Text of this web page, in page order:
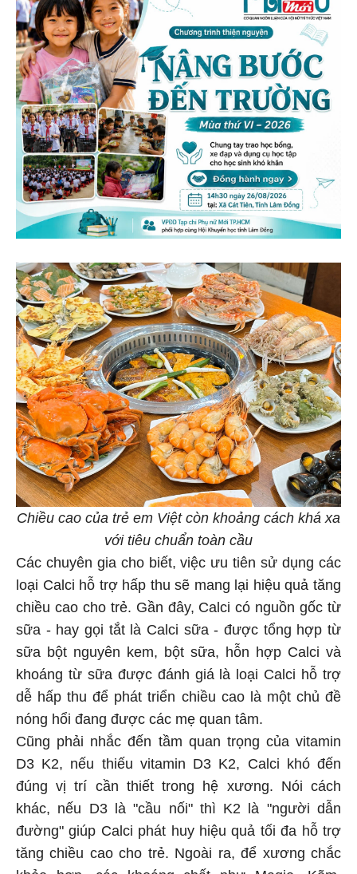
Chiều cao của trẻ em Việt còn khoảng cách khá xa
với tiêu chuẩn toàn cầu
Các chuyên gia cho biết, việc ưu tiên sử dụng các
loại Calci hỗ trợ hấp thu sẽ mang lại hiệu quả tăng
chiều cao cho trẻ. Gần đây, Calci có nguồn gốc từ
sữa - hay gọi tắt là Calci sữa - được tổng hợp từ
sữa bột nguyên kem, bột sữa, hỗn hợp Calci và
khoáng từ sữa được đánh giá là loại Calci hỗ trợ
dễ hấp thu để phát triển chiều cao là một chủ đề
nóng hổi đang được các mẹ quan tâm.
Cũng phải nhắc đến tầm quan trọng của vitamin
D3 K2, nếu thiếu vitamin D3 K2, Calci khó đến
đúng vị trí cần thiết trong hệ xương. Nói cách
khác, nếu D3 là "cầu nối" thì K2 là "người dẫn
đường" giúp Calci phát huy hiệu quả tối đa hỗ trợ
tăng chiều cao cho trẻ. Ngoài ra, để xương chắc